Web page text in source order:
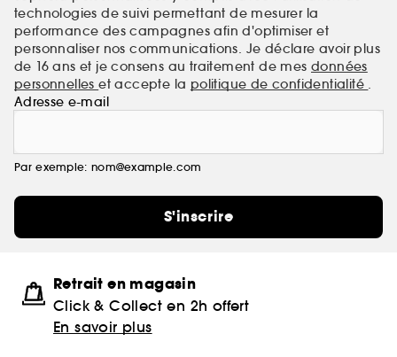
technologies de suivi permettant de mesurer la
performance des campagnes afin d'optimiser et
personnaliser nos communications. Je déclare avoir plus
de 16 ans et je consens au traitement de mes données
personnelleset accepte la politique de confidentialité .
Adresse e-mail
Par exemple: nom@example.com
S'inscrire
Retrait en magasin
Click & Collect en 2h offert
En savoir plus